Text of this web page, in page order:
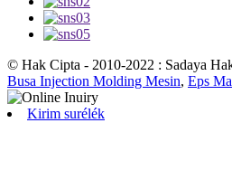
© Hak Cipta - 2010-2022 : Sadaya
Busa Injection Molding Mesin, Eps
Kirim surélék